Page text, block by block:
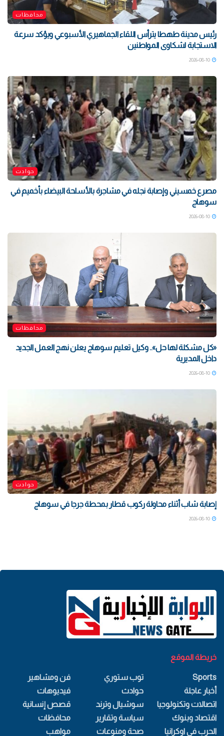
محافظات
رئيس مدينة طهطا يترأس اللقاء الجماهيري الأسبوعي ويؤكد سرعة
الاستجابة لشكاوى المواطنين
حوادث
مصرع خمسيني وإصابة نجله في مشاجرة بالأسلحة البيضاء بأخميم في
سوهاج
محافظات
«كل مشكلة لها حل».. وكيل تعليم سوهاج يعلن نهج العمل الجديد
داخل المديرية
حوادث
إصابة شاب أثناء محاولة ركوب قطار بمحطة جرجا في سوهاج
خريطة الموقع
Sports
أخبار عاجلة
اتصالات وتكنولوجيا
اقتصاد وبنوك
الحرب في اوكرانيا
توب ستوري
حوادث
سوشيال وترند
سياسة وتقارير
صحة ومنوعات
فن ومشاهير
فيديوهات
قصص إنسانية
محافظات
مواهب